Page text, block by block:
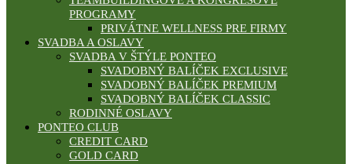
PROGRAMY
PRIVÁTNE WELLNESS PRE FIRMY
SVADBA A OSLAVY
SVADBA V ŠTÝLE PONTEO
SVADOBNÝ BALÍČEK EXCLUSIVE
SVADOBNÝ BALÍČEK PREMIUM
SVADOBNÝ BALÍČEK CLASSIC
RODINNÉ OSLAVY
PONTEO CLUB
CREDIT CARD
GOLD CARD